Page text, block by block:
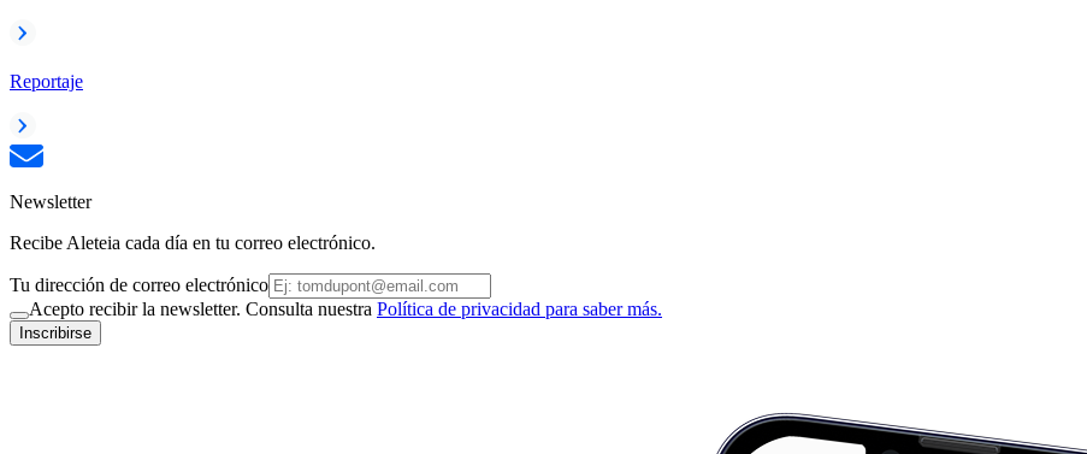
Reportaje
Newsletter
Recibe Aleteia cada día en tu correo electrónico.
Tu dirección de correo electrónico
Acepto recibir la newsletter. Consulta nuestra Política de privacidad para saber más.
Inscribirse